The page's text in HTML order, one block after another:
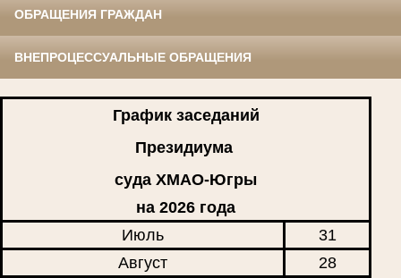
ОБРАЩЕНИЯ ГРАЖДАН
ВНЕПРОЦЕССУАЛЬНЫЕ ОБРАЩЕНИЯ
График заседаний
Президиума
суда ХМАО-Югры
на 2026 года
Июль
31
Август
28